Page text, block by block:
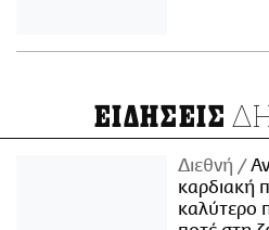
ΕΙΔΗΣΕΙΣ
Διεθνή
καρδιακή
καλύτερο